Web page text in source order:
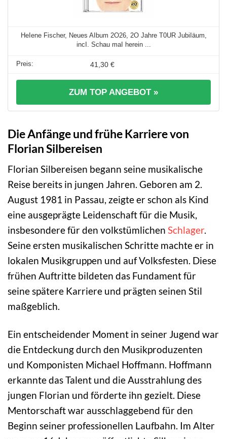
HeIene Fischer, Neues AIbum 2O26, 2O Jahre T0UR JubiIäum,
incI. Schau maI herein ...
41,30 €
ZUM TOP ANGEBOT »
Die Anfänge und frühe Karriere von
Florian Silbereisen
Florian Silbereisen begann seine musikalische
Reise bereits in jungen Jahren. Geboren am 2.
August 1981 in Passau, zeigte er schon als Kind
eine ausgeprägte Leidenschaft für die Musik,
insbesondere für den volkstümlichen Schlager.
Seine ersten musikalischen Schritte machte er in
lokalen Musikgruppen und auf Volksfesten. Diese
frühen Auftritte bildeten das Fundament für
seine spätere Karriere und prägten seinen Stil
maßgeblich.
Ein entscheidender Moment in seiner Jugend war
die Entdeckung durch den Musikproduzenten
und Komponisten Michael Hoffmann. Hoffmann
erkannte das Talent und die Ausstrahlung des
jungen Florian und förderte ihn gezielt. Diese
Mentorschaft war ausschlaggebend für den
Beginn seiner professionellen Laufbahn. Im Alter